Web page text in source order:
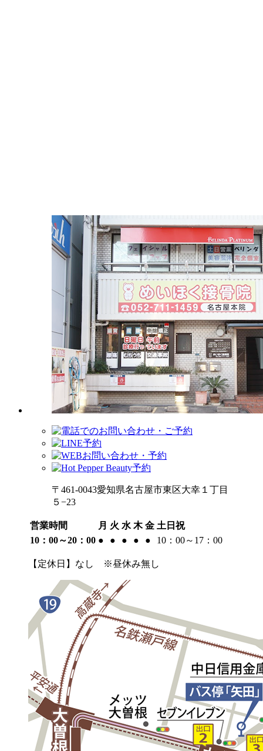
〒461-0043愛知県名古屋市東区大幸１丁目
５−23
営業時間 月 火 水 木 金 土日祝
10：00～20：00 ● ● ● ● ● 10：00～17：00
【定休日】なし ※昼休み無し